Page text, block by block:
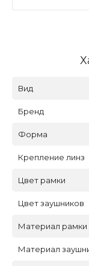
Вид
Бренд
Форма
Крепление линз
Цвет рамки
Цвет заушников
Материал рамки
Материал